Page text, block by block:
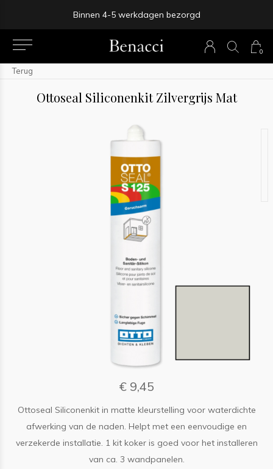
0
Binnen 4-5 werkdagen bezorgd
Terug
Ottoseal Siliconenkit Zilvergrijs Mat
€ 9,45
Ottoseal Siliconenkit in matte kleurstelling voor waterdichte
afwerking van de naden. Helpt met een eenvoudige en
verzekerde installatie. 1 kit koker is goed voor het installeren
van ca. 3 wandpanelen.